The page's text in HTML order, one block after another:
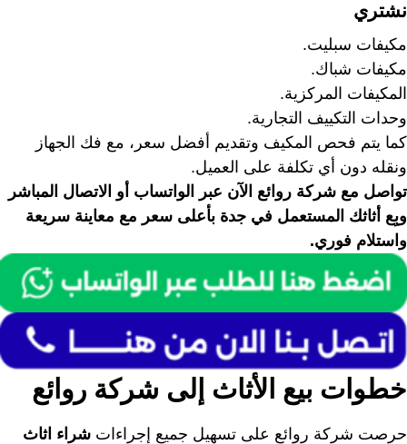
نشتري
مكيفات سبليت.
مكيفات شباك.
المكيفات المركزية.
وحدات التكييف التجارية.
كما يتم فحص المكيف وتقديم أفضل سعر، مع فك الجهاز
ونقله دون أي تكلفة على العميل.
تواصل مع شركة روائع الآن عبر الواتساب أو الاتصال المباشر
وبِع أثاثك المستعمل في جدة بأعلى سعر مع معاينة سريعة
واستلام فوري.
خطوات بيع الأثاث إلى شركة روائع
حرصت شركة روائع على تسهيل جميع إجراءات شراء اثاث